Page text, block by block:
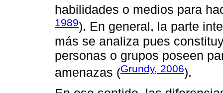
habilidades o medios para
1989). En general, la parte
más se analiza pues
personas o grupos poseen
amenazas (Grundy, 2006).